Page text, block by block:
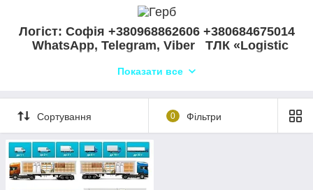
Логіст: Софія +380968862606 +380684675014
WhatsApp, Telegram, Viber ТЛК «Logistic
вантажів, включаючи бортові та вантажні перевезення. Наш
професійний диспетчерський відділ забезпечить ефективну
доставку вашого вантажу, а наш автопарк включає
різноманітні транспортні засоби, такі як автопоїзди,
єврофури, рефрижератори та багато іншого. Замовте
Показати все
Сортування 0 Фільтри